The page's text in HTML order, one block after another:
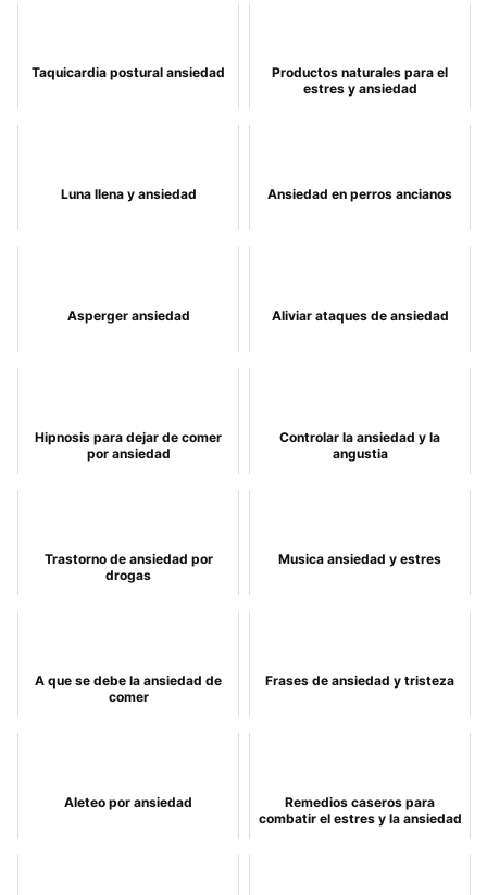
Taquicardia postural ansiedad
Productos naturales para el
estres y ansiedad
Luna llena y ansiedad Ansiedad en perros ancianos
Asperger ansiedad Aliviar ataques de ansiedad
Hipnosis para dejar de comer
por ansiedad
Controlar la ansiedad y la
angustia
Trastorno de ansiedad por
drogas
Musica ansiedad y estres
A que se debe la ansiedad de
comer
Frases de ansiedad y tristeza
Aleteo por ansiedad
Remedios caseros para
combatir el estres y la ansiedad